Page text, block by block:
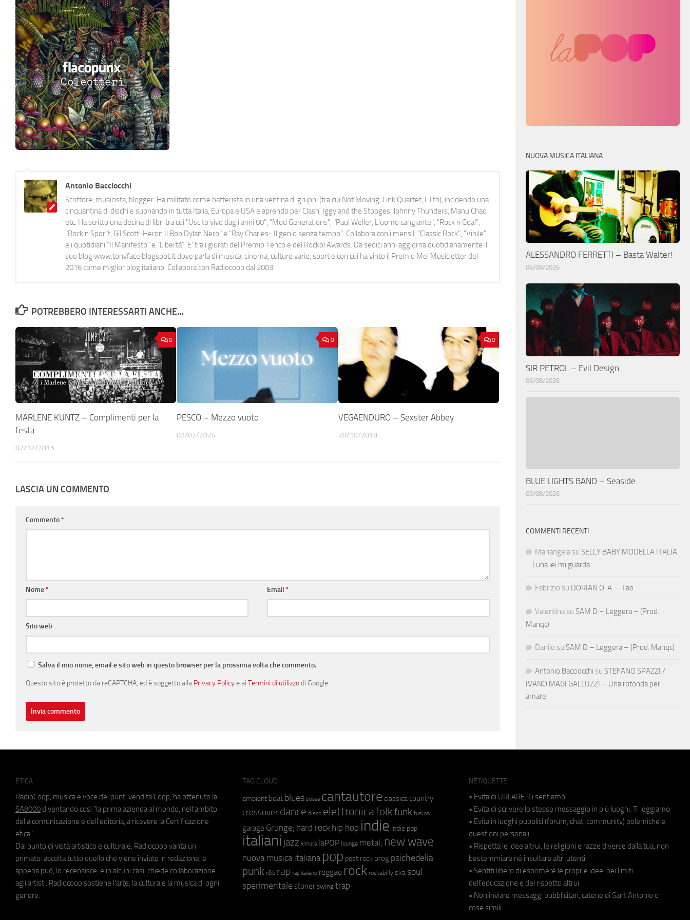
Antonio Bacciocchi
Scrittore, musicista, blogger. Ha militato come batterista in una ventina di gruppi (tra cui Not Moving, Link Quartet, Lilith), incidendo una
cinquantina di dischi e suonando in tutta Italia, Europa e USA e aprendo per Clash, Iggy and the Stooges, Johnny Thunders, Manu Chao
etc. Ha scritto una decina di libri tra cui "Uscito vivo dagli anni 80", "Mod Generations", "Paul Weller, L’uomo cangiante", "Rock n Goal",
"Rock n Spor"t, Gil Scott-Heron Il Bob Dylan Nero" e "Ray Charles- Il genio senza tempo". Collabora con i mensili “Classic Rock”, "Vinile"
e i quotidiani “Il Manifesto” e “Libertà”. E' tra i giurati del Premio Tenco e del Rockol Awards. Da sedici anni aggiorna quotidianamente il
suo blog www.tonyface.blogspot.it dove parla di musica, cinema, culture varie, sport e con cui ha vinto il Premio Mei Musicletter del
2016 come miglior blog italiano. Collabora con Radiocoop dal 2003.
POTREBBERO INTERESSARTI ANCHE...
0
MARLENE KUNTZ – Complimenti per la
festa
02/12/2015
0
PESCO – Mezzo vuoto
02/02/2024
0
VEGAENDURO – Sexster Abbey
20/10/2018
LASCIA UN COMMENTO
Commento*
Nome* Email*
Sito web
Salva il mio nome, email e sito web in questo browser per la prossima volta che commento.
Questo sito è protetto da reCAPTCHA, ed è soggetto alla Privacy Policye ai Termini di utilizzodi Google.
NUOVA MUSICA ITALIANA
ALESSANDRO FERRETTI – Basta Walter!
06/08/2026
SIR PETROL – Evil Design
06/08/2026
BLUE LIGHTS BAND – Seaside
05/08/2026
COMMENTI RECENTI
Mariangela su SELLY BABY MODELLA ITALIA
– Luna lei mi guarda
Fabrizio su DORIAN O. A. – Tao
Valentina su SAM D – Leggera – (Prod.
Manqc)
Danilo su SAM D – Leggera – (Prod. Manqc)
Antonio Bacciocchi su STEFANO SPAZZI /
IVANO MAGI GALLUZZI – Una rotonda per
amare
ETICA
RadioCoop, musica e voce dei punti vendita Coop, ha ottenuto la
SA8000 diventando così "la prima azienda al mondo, nell'ambito
della comunicazione e dell'editoria, a ricevere la Certificazione
etica".
Dal punto di vista artistico e culturale, Radiocoop vanta un
primato: ascolta tutto quello che viene inviato in redazione, e
appena può, lo recensisce, e in alcuni casi, chiede collaborazione
agli artisti. Radiocoop sostiene l'arte, la cultura e la musica di ogni
genere.
TAG CLOUD
ambient beat blues bossa cantautore classica country
crossover dance disco elettronicafolkfunk fusion
garage Grunge; hard rock hip hop indie indie pop
italiani jazz kimura laPOP lounge metal; new wave
nuova musica italiana pop post rock prog psichedelia
punk r&b rap rap italiano reggae rock rockabilly ska soul
sperimentale stoner swing trap
NETIQUETTE
• Evita di URLARE. Ti sentiamo.
• Evita di scrivere lo stesso messaggio in più luoghi. Ti leggiamo.
• Evita in luoghi pubblici (forum, chat, community) polemiche e
questioni personali.
• Rispetta le idee altrui, le religioni e razze diverse dalla tua, non
bestemmiare né insultare altri utenti.
• Sentiti libero di esprimere le proprie idee, nei limiti
dell'educazione e del rispetto altrui.
• Non inviare messaggi pubblicitari, catene di Sant'Antonio o
cose simili.